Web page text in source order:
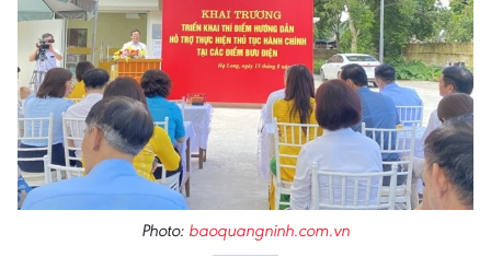
Photo: baoquangninh.com.vn